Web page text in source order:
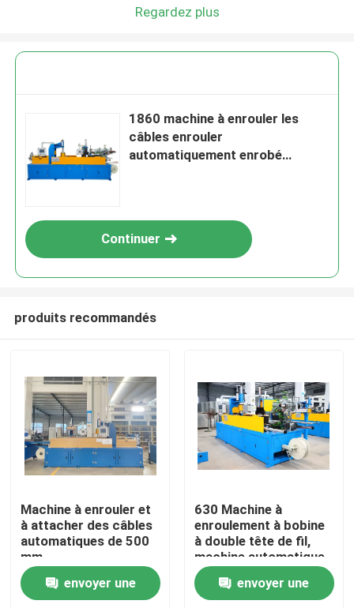
À la maison
Produits
Vidéos
Regardez plus
1860 machine à enrouler les
câbles enrouler
automatiquement enrobé
Continuer
produits recommandés
Machine à enrouler et
à attacher des câbles
automatiques de 500
mm
envoyer une
630 Machine à
enroulement à bobine
à double tête de fil,
machine automatique
à enroulement de fil à
200 m/minenvoyer une